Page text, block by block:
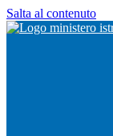
Salta al contenuto